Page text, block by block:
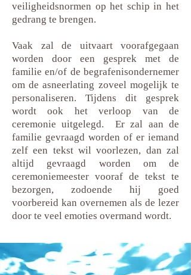
veiligheidsnormen op het schip in het
gedrang te brengen.
Vaak zal de uitvaart voorafgegaan
worden door een gesprek met de
familie en/of de begrafenisondernemer
om de asneerlating zoveel mogelijk te
personaliseren. Tijdens dit gesprek
wordt ook het verloop van de
ceremonie uitgelegd. Er zal aan de
familie gevraagd worden of er iemand
zelf een tekst wil voorlezen, dan zal
altijd gevraagd worden om de
ceremoniemeester vooraf de tekst te
bezorgen, zodoende hij goed
voorbereid kan overnemen als de lezer
door te veel emoties overmand wordt.